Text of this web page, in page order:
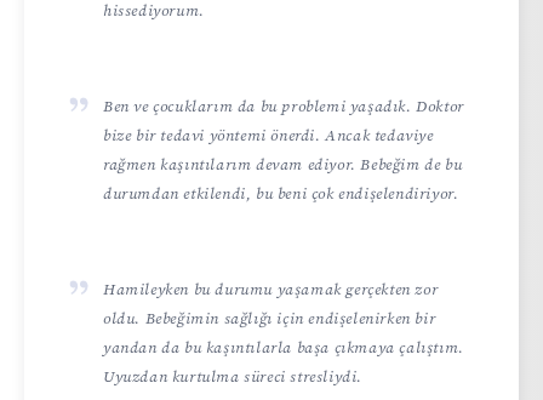
hissediyorum.
Ben ve çocuklarım da bu problemi yaşadık. Doktor
bize bir tedavi yöntemi önerdi. Ancak tedaviye
rağmen kaşıntılarım devam ediyor. Bebeğim de bu
durumdan etkilendi, bu beni çok endişelendiriyor.
Hamileyken bu durumu yaşamak gerçekten zor
oldu. Bebeğimin sağlığı için endişelenirken bir
yandan da bu kaşıntılarla başa çıkmaya çalıştım.
Uyuzdan kurtulma süreci stresliydi.